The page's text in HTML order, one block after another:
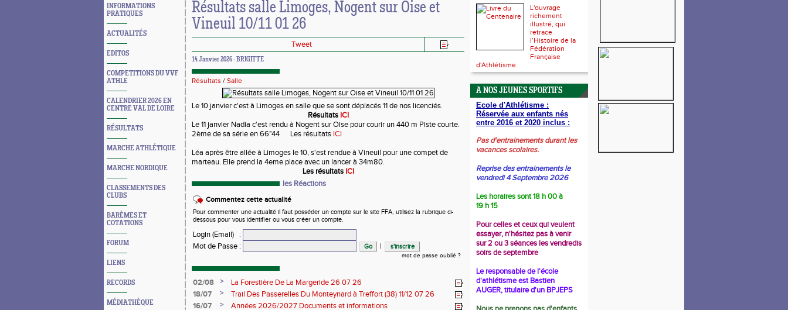
INFORMATIONS
PRATIQUES
ACTUALITÉS
EDITOS
COMPETITIONS DU VVF
ATHLE
CALENDRIER 2026 EN
CENTRE VAL DE LOIRE
RÉSULTATS
MARCHE ATHLÉTIQUE
MARCHE NORDIQUE
CLASSEMENTS DES
CLUBS
BARÈMES ET
COTATIONS
FORUM
LIENS
RECORDS
MÉDIATHÈQUE
Résultats salle Limoges, Nogent sur Oise et
Vineuil 10/11 01 26
Tweet
14 Janvier 2026 - BRIGITTE
Résultats / Salle
Le 10 janvier c'est à Limoges en salle que se sont déplacés 11 de nos licenciés.
Résultats ICI
Le 11 janvier Nadia c'est rendu à Nogent sur Oise pour courir un 440 m Piste courte.
2ème de sa série en 66"44 Les résultats ICI
Léa après être allée à Limoges le 10, s'est rendue à Vineuil pour une compet de
marteau. Elle prend la 4eme place avec un lancer à 34m80.
Les résultats ICI
les Réactions
Commentez cette actualité
Pour commenter une actualité il faut posséder un compte sur le site FFA, utilisez la rubrique ci-
dessous pour vous identifier ou vous créer un compte.
Login (Email)
:
Mot de Passe : |
mot de passe oublié ?
02/08 >
La Forestière De La Margeride 26 07 26
18/07
>
Trail Des Passerelles Du Monteynard à Treffort (38) 11/12 07 26
16/07
>
Années 2026/2027 Documents et informations
L'ouvrage
richement
illustré, qui
retrace
l’Histoire de la
Fédération
Française
d'Athlétisme.
A NOS JEUNES SPORTIFS
Ecole d'Athlétisme :
Réservée aux enfants nés
entre 2016 et 2020 inclus :
Pas d'entrainements durant les
vacances scolaires.
Reprise des entrainements le
vendredi 4 Septembre 2026
Les horaires sont 18 h 00 à
19 h 15
Pour celles et ceux qui veulent
essayer, n'hésitez pas à venir
sur 2 ou 3 séances les vendredis
soirs de septembre
Le responsable de l'école
d'athlétisme est Bastien
AUGER, titulaire d'un BPJEPS